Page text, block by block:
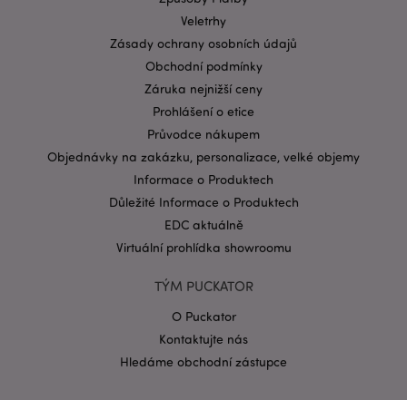
Veletrhy
Zásady ochrany osobních údajů
Obchodní podmínky
Záruka nejnižší ceny
Prohlášení o etice
Průvodce nákupem
Objednávky na zakázku, personalizace, velké objemy
Informace o Produktech
Důležité Informace o Produktech
EDC aktuálně
Virtuální prohlídka showroomu
TÝM PUCKATOR
O Puckator
Kontaktujte nás
Hledáme obchodní zástupce
.puckator.cz
.www.puckator.cz
Zásadách ochrany osobních údajů společnosti